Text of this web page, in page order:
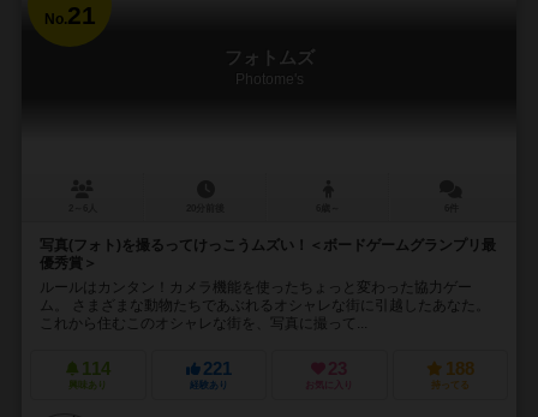
No.21
フォトムズ
Photome's
写真(フォト)を撮るってけっこうムズい！＜ボードゲームグランプリ最
優秀賞＞
ルールはカンタン！カメラ機能を使ったちょっと変わった協力ゲー
ム。 さまざまな動物たちであぶれるオシャレな街に引越したあなた。
これから住むこのオシャレな街を、写真に撮って...
114
興味あり
221
経験あり
23
お気に入り
188
持ってる